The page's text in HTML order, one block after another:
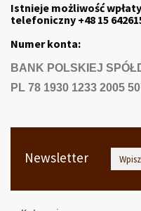
Istnieje możliwość
telefoniczny +48 15
Numer konta:
BANK POLSKIEJ
PL 78 1930 1233 2005
Newsletter